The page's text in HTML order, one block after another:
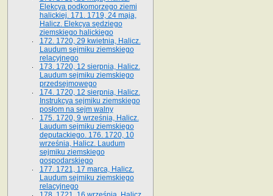
Elekcya podkomorzego ziemi
halickiej. 171. 1719, 24 maja,
Halicz. Elekcya sędziego
ziemskiego halickiego
172. 1720, 29 kwietnia, Halicz.
Laudum sejmiku ziemskiego
relacyjnego
173. 1720, 12 sierpnia, Halicz.
Laudum sejmiku ziemskiego
przedsejmowego
174. 1720, 12 sierpnia, Halicz.
Instrukcya sejmiku ziemskiego
posłom na sejm walny
175. 1720, 9 września, Halicz.
Laudum sejmiku ziemskiego
deputackiego. 176. 1720, 10
września, Halicz. Laudum
sejmiku ziemskiego
gospodarskiego
177. 1721, 17 marca, Halicz.
Laudum sejmiku ziemskiego
relacyjnego